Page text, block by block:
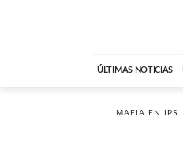
ÚLTIMAS NOTICIAS
MAFIA EN IPS